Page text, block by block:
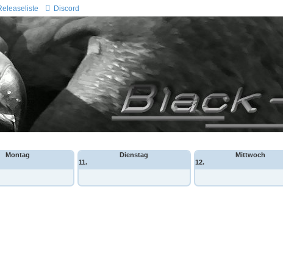
Discord
Montag
Dienstag
11.
Mittwoch
12.